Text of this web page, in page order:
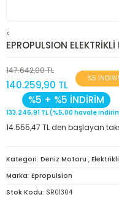
<
EPROPULSION
147.642,00 TL
140.259,90 TL
%5
%5 + %5 İNDİRİM
133.246,91 TL (%5,00 havale
14.555,47 TL den başlayan
Kategori Deniz Motoru ,
Marka Epropulsion
Stok Kodu SR01304